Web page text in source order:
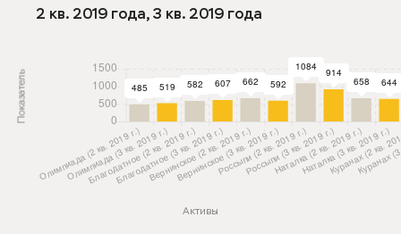
2 кв. 2019 года, 3 кв. 2019 года
Активы
Показатель